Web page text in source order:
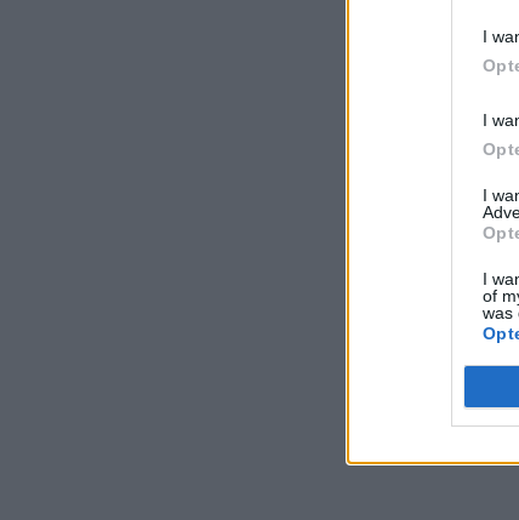
I
I
I
I
of
was